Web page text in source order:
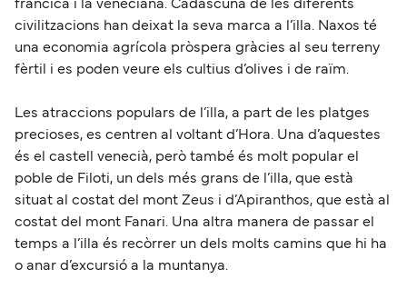
fràncica i la veneciana. Cadascuna de les diferents
civilitzacions han deixat la seva marca a l’illa. Naxos té
una economia agrícola pròspera gràcies al seu terreny
fèrtil i es poden veure els cultius d’olives i de raïm.
Les atraccions populars de l’illa, a part de les platges
precioses, es centren al voltant d’Hora. Una d’aquestes
és el castell venecià, però també és molt popular el
poble de Filoti, un dels més grans de l’illa, que està
situat al costat del mont Zeus i d’Apiranthos, que està al
costat del mont Fanari. Una altra manera de passar el
temps a l’illa és recòrrer un dels molts camins que hi ha
o anar d’excursió a la muntanya.